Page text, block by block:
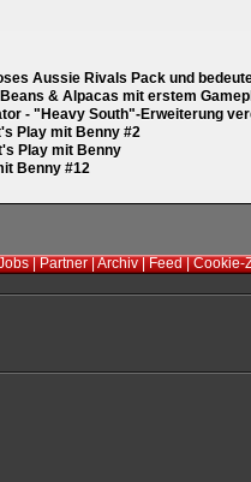
Aussie Rivals Pack und
& Alpacas mit erstem
- "Heavy South"-Erweiterung
Play mit Benny #2
Play mit Benny
Benny #12
|Partner|Archiv|Feed|Cookie-